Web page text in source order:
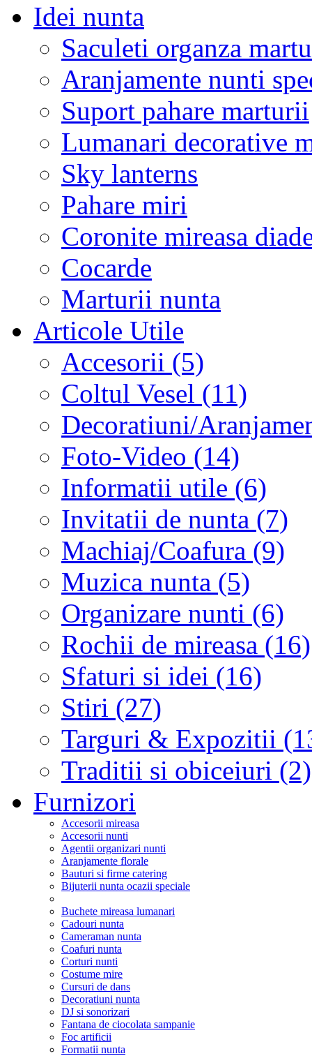
Idei nunta
Saculeti organza
Aranjamente nunti
Suport pahare marturii
Lumanari decorative
Sky lanterns
Pahare miri
Coronite mireasa
Cocarde
Marturii nunta
Articole Utile
Accesorii (5)
Coltul Vesel (11)
Decoratiuni/
Foto-Video (14)
Informatii utile (6)
Invitatii de nunta (7)
Machiaj/Coafura (9)
Muzica nunta (5)
Organizare nunti (6)
Rochii de mireasa (16)
Sfaturi si idei (16)
Stiri (27)
Targuri & Expozitii
Traditii si obiceiuri (2)
Furnizori
Accesorii mireasa
Accesorii nunti
Agentii organizari nunti
Aranjamente florale
Bauturi si firme catering
Bijuterii nunta ocazii speciale
Buchete mireasa lumanari
Cadouri nunta
Cameraman nunta
Coafuri nunta
Corturi nunti
Costume mire
Cursuri de dans
Decoratiuni nunta
DJ si sonorizari
Fantana de ciocolata sampanie
Foc artificii
Formatii nunta